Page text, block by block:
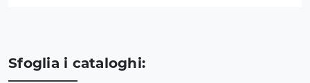
Sfoglia i cataloghi: